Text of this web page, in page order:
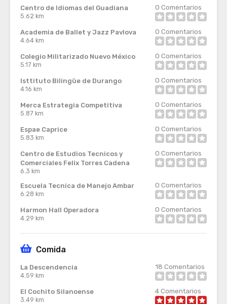
Centro de Idiomas del Guadiana
5.62 km
0 Comentarios
Academia de Ballet y Jazz Pavlova
4.64 km
0 Comentarios
Colegio Militarizado Nuevo México
5.17 km
0 Comentarios
Isttituto Bilingüe de Durango
4.16 km
0 Comentarios
Merca Estrategia Competitiva
5.87 km
0 Comentarios
Espae Caprice
5.83 km
0 Comentarios
Centro de Estudios Tecnicos y
Comerciales Felix Torres Cadena
6.3 km
0 Comentarios
Escuela Tecnica de Manejo Ambar
6.28 km
0 Comentarios
Harmon Hall Operadora
4.29 km
0 Comentarios
Comida
La Descendencia
4.59 km
18 Comentarios
El Cochito Silanoense
3.49 km
4Comentarios